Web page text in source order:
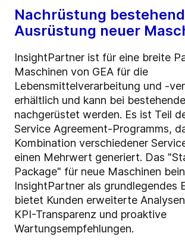
Nachrüstung
Ausrüstung neuer
InsightPartner ist für eine breite
Maschinen von GEA für die
Lebensmittelverarbeitung und -
erhältlich und kann bei
nachgerüstet werden. Es ist Teil
Service Agreement-Programms,
Kombination verschiedener
einen Mehrwert generiert. Das
Package" für neue Maschinen
InsightPartner als grundlegendes
bietet Kunden erweiterte
KPI-Transparenz und proaktive
Wartungsempfehlungen.